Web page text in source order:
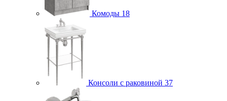
Комоды 18
Консоли с раковиной 37